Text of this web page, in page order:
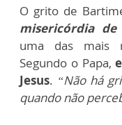
O grito de
misericórdia de
uma das mais
Segundo o Papa,
Jesus. “Não há
quando não